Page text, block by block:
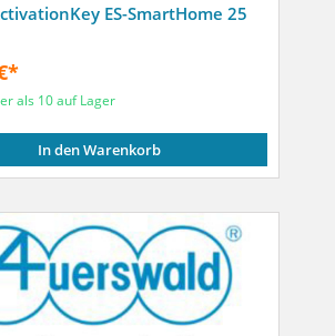
ES-SmartHome 25
als 10 auf Lager
In den Warenkorb